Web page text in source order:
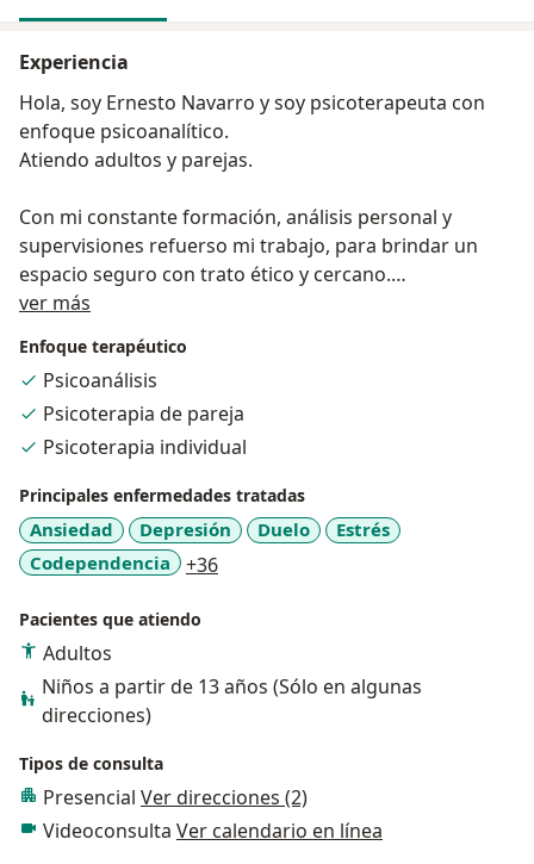
Experiencia
Hola, soy Ernesto Navarro y soy psicoterapeuta con
enfoque psicoanalítico.
Atiendo adultos y parejas.
Con mi constante formación, análisis personal y
supervisiones refuerso mi trabajo, para brindar un
espacio seguro con trato ético y cercano.
Me formé en la Universidad de Guadalajara (UDG)
como Lic. en Psicología y posteriormente me gradué
de la Maestría en Psicoterapia Psicoanalítica en la
Asociación Psicoanalítica de Guadalajara (APG), donde
actualmente etoy cursando el Doctorado.
ver más
Enfoque terapéutico
Psicoanálisis
Psicoterapia de pareja
Psicoterapia individual
Principales enfermedades tratadas
Ansiedad Depresión Duelo
Estrés
Codependencia
+36a11y_sr_more_diseases
Pacientes que atiendo
Adultos
Niños a partir de 13 años (Sólo en algunas
direcciones)
Tipos de consulta
Presencial Ver direcciones (2)
Videoconsulta Ver calendario en línea